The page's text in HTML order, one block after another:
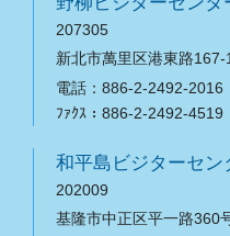
207305
新北市萬里区港東路167-
電話：886-2-2492-2016
ﾌｧｸｽ：886-2-2492-4519
和平島ビジターセン
202009
基隆市中正区平一路360